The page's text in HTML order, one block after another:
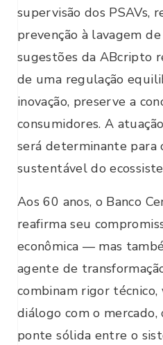
supervisão dos PSAVs,
prevenção à lavagem
sugestões da ABcripto
de uma regulação
inovação, preserve a
consumidores. A
será determinante para
sustentável do
Aos 60 anos, o Banco
reafirma seu
econômica — mas
agente de
combinam rigor técnico,
diálogo com o
ponte sólida entre o